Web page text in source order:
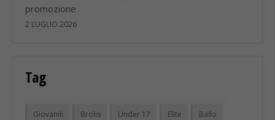
promozione
2 LUGLIO 2026
Tag
Giovanili Brolis Under 17 Elite Ballo